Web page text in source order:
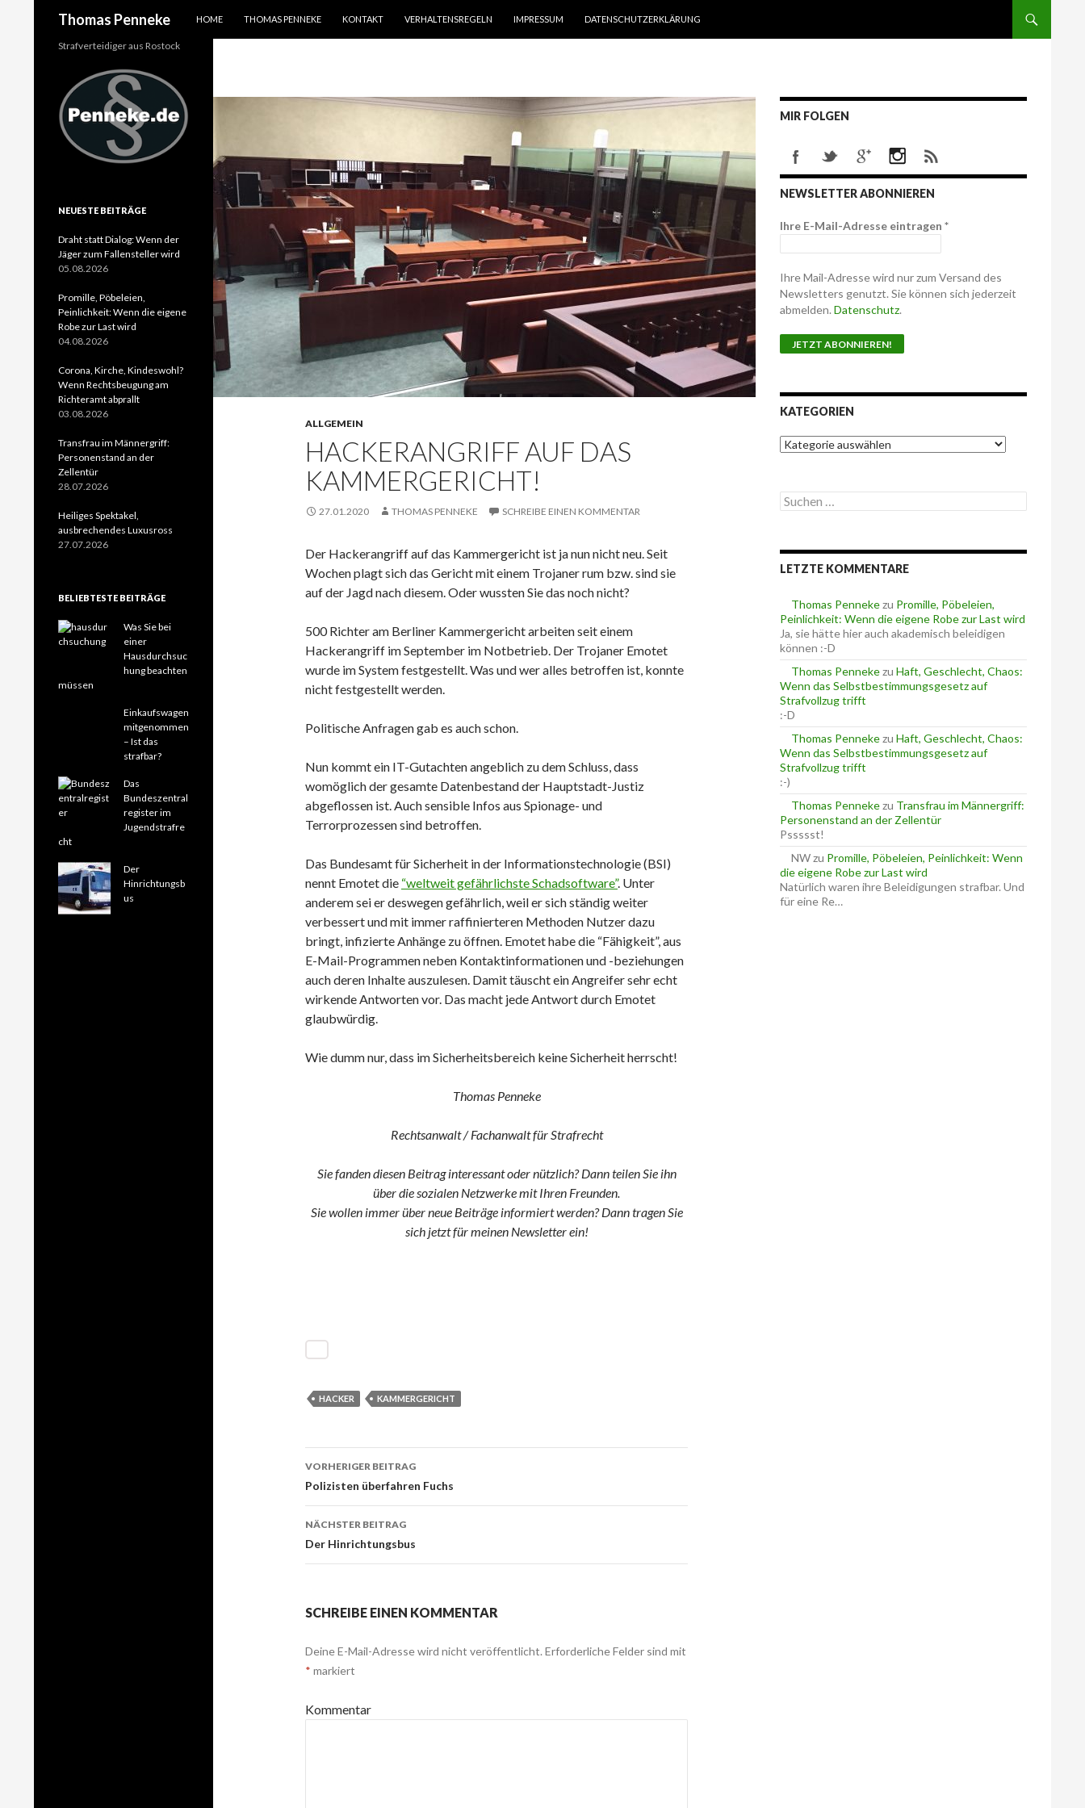
Thomas Penneke
HOME
THOMAS PENNEKE KONTAKT VERHALTENSREGELN IMPRESSUM DATENSCHUTZERKLÄRUNG
ALLGEMEIN
HACKERANGRIFF AUF DAS
KAMMERGERICHT!
27.01.2020 THOMAS PENNEKE SCHREIBE EINEN KOMMENTAR
Der Hackerangriff auf das Kammergericht ist ja nun nicht neu. Seit
Wochen plagt sich das Gericht mit einem Trojaner rum bzw. sind sie
auf der Jagd nach diesem. Oder wussten Sie das noch nicht?
500 Richter am Berliner Kammergericht arbeiten seit einem
Hackerangriff im September im Notbetrieb. Der Trojaner Emotet
wurde im System festgestellt. Was und wer alles betroffen ist, konnte
nicht festgestellt werden.
Politische Anfragen gab es auch schon.
Nun kommt ein IT-Gutachten angeblich zu dem Schluss, dass
womöglich der gesamte Datenbestand der Hauptstadt-Justiz
abgeflossen ist. Auch sensible Infos aus Spionage- und
Terrorprozessen sind betroffen.
Das Bundesamt für Sicherheit in der Informationstechnologie (BSI)
nennt Emotet die “weltweit gefährlichste Schadsoftware”. Unter
anderem sei er deswegen gefährlich, weil er sich ständig weiter
verbessert und mit immer raffinierteren Methoden Nutzer dazu
bringt, infizierte Anhänge zu öffnen. Emotet habe die “Fähigkeit”, aus
E-Mail-Programmen neben Kontaktinformationen und -beziehungen
auch deren Inhalte auszulesen. Damit täuscht ein Angreifer sehr echt
wirkende Antworten vor. Das macht jede Antwort durch Emotet
glaubwürdig.
Wie dumm nur, dass im Sicherheitsbereich keine Sicherheit herrscht!
Thomas Penneke
Rechtsanwalt / Fachanwalt für Strafrecht
Sie fanden diesen Beitrag interessant oder nützlich? Dann teilen Sie ihn
über die sozialen Netzwerke mit Ihren Freunden.
Sie wollen immer über neue Beiträge informiert werden? Dann tragen Sie
sich jetzt für meinen Newsletter ein!
HACKER KAMMERGERICHT
Beitrags-
Navigation
VORHERIGER BEITRAG
Polizisten überfahren Fuchs
NÄCHSTER BEITRAG
Der Hinrichtungsbus
SCHREIBE EINEN KOMMENTAR
Deine E-Mail-Adresse wird nicht veröffentlicht. Erforderliche Felder sind mit
* markiert
Kommentar
MIR FOLGEN
NEWSLETTER ABONNIEREN
Ihre E-Mail-Adresse eintragen *
Ihre Mail-Adresse wird nur zum Versand des
Newsletters genutzt. Sie können sich jederzeit
abmelden. Datenschutz.
KATEGORIEN
K
a
g
o
n
S
u
e
n
c
h
:
LETZTE KOMMENTARE
Thomas Pennekezu Promille, Pöbeleien,
Peinlichkeit: Wenn die eigene Robe zur Last wird
Ja, sie hätte hier auch akademisch beleidigen
können :-D
Thomas Pennekezu Haft, Geschlecht, Chaos:
Wenn das Selbstbestimmungsgesetz auf
Strafvollzug trifft
:-D
Thomas Pennekezu Haft, Geschlecht, Chaos:
Wenn das Selbstbestimmungsgesetz auf
Strafvollzug trifft
:-)
Thomas Pennekezu Transfrau im Männergriff:
Personenstand an der Zellentür
Pssssst!
NWzu Promille, Pöbeleien, Peinlichkeit: Wenn
die eigene Robe zur Last wird
Natürlich waren ihre Beleidigungen strafbar. Und
für eine Re…
Strafverteidiger aus Rostock
NEUESTE BEITRÄGE
Draht statt Dialog: Wenn der
Jäger zum Fallensteller wird
05.08.2026
Promille, Pöbeleien,
Peinlichkeit: Wenn die eigene
Robe zur Last wird
04.08.2026
Corona, Kirche, Kindeswohl?
Wenn Rechtsbeugung am
Richteramt abprallt
03.08.2026
Transfrau im Männergriff:
Personenstand an der
Zellentür
28.07.2026
Heiliges Spektakel,
ausbrechendes Luxusross
27.07.2026
BELIEBTESTE BEITRÄGE
Was Sie bei
einer
Hausdurchsuc
hung beachten
müssen
Einkaufswagen
mitgenommen
– Ist das
strafbar?
Das
Bundeszentral
register im
Jugendstrafre
cht
Der
Hinrichtungsb
us